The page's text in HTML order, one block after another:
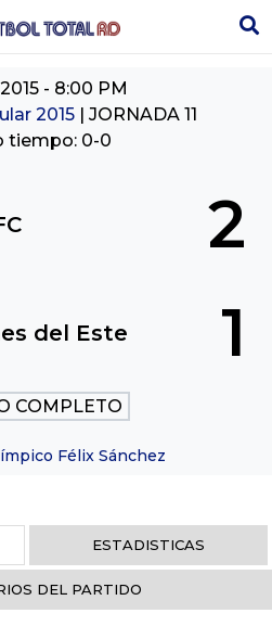
- 8:00 PM
2015 | JORNADA 11
tiempo: 0-0
2
del Este 1
COMPLETO
Félix Sánchez
ESTADISTICAS
DEL PARTIDO